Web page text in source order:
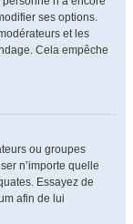
ses options.
et les
Cela empêche
ou groupes
n’importe quelle
Essayez de
afin de lui